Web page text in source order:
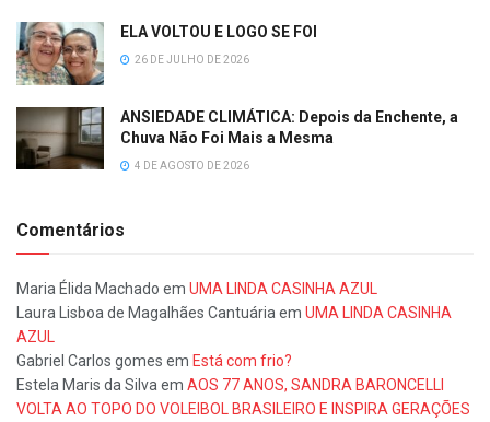
ELA VOLTOU E LOGO SE FOI
26 DE JULHO DE 2026
ANSIEDADE CLIMÁTICA: Depois da Enchente, a
Chuva Não Foi Mais a Mesma
4 DE AGOSTO DE 2026
Comentários
Maria Élida Machado em UMA LINDA CASINHA AZUL
Laura Lisboa de Magalhães Cantuária em UMA LINDA CASINHA
AZUL
Gabriel Carlos gomes em Está com frio?
Estela Maris da Silva em AOS 77 ANOS, SANDRA BARONCELLI
VOLTA AO TOPO DO VOLEIBOL BRASILEIRO E INSPIRA GERAÇÕES